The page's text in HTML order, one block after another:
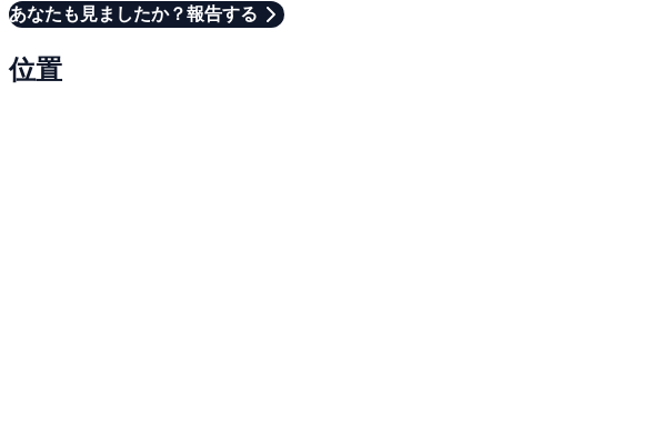
あなたも見ましたか？報告する
位置